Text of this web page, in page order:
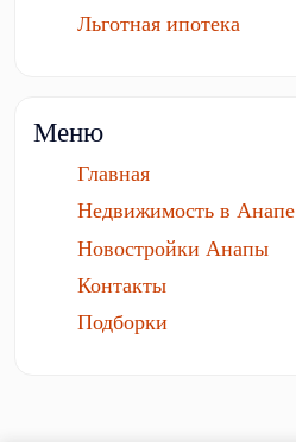
Льготная ипотека
Меню
Главная
Недвижимость в Анапе
Новостройки Анапы
Контакты
Подборки